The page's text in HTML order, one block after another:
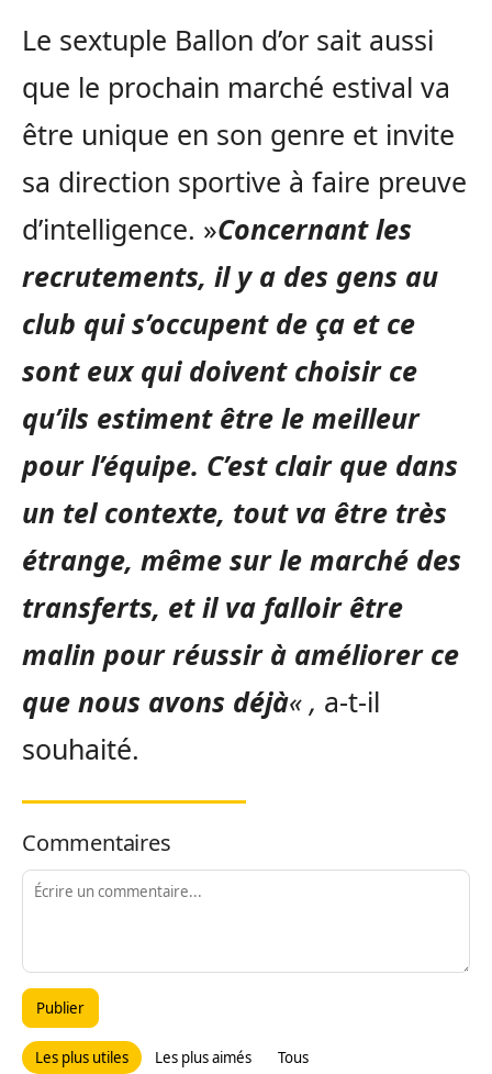
Le sextuple Ballon d’or sait aussi
que le prochain marché estival va
être unique en son genre et invite
sa direction sportive à faire preuve
d’intelligence. »Concernant les
recrutements, il y a des gens au
club qui s’occupent de ça et ce
sont eux qui doivent choisir ce
qu’ils estiment être le meilleur
pour l’équipe. C’est clair que dans
un tel contexte, tout va être très
étrange, même sur le marché des
transferts, et il va falloir être
malin pour réussir à améliorer ce
que nous avons déjà« , a-t-il
souhaité.
Commentaires
Publier
Les plus utiles Les plus aimés Tous